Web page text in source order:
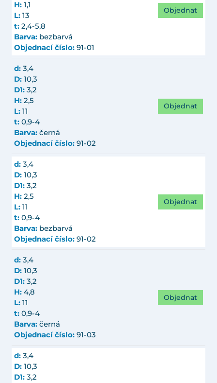
H: 1,1
L: 13
t: 2,4-5,8
Barva: bezbarvá
Objednací číslo: 91-01
Objednat
d: 3,4
D: 10,3
D1: 3,2
H: 2,5
L: 11
t: 0,9-4
Barva: černá
Objednací číslo: 91-02
Objednat
d: 3,4
D: 10,3
D1: 3,2
H: 2,5
L: 11
t: 0,9-4
Barva: bezbarvá
Objednací číslo: 91-02
Objednat
d: 3,4
D: 10,3
D1: 3,2
H: 4,8
L: 11
t: 0,9-4
Barva: černá
Objednací číslo: 91-03
Objednat
d: 3,4
D: 10,3
D1: 3,2